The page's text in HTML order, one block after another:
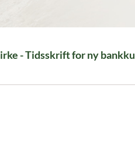
- Tidsskrift for ny